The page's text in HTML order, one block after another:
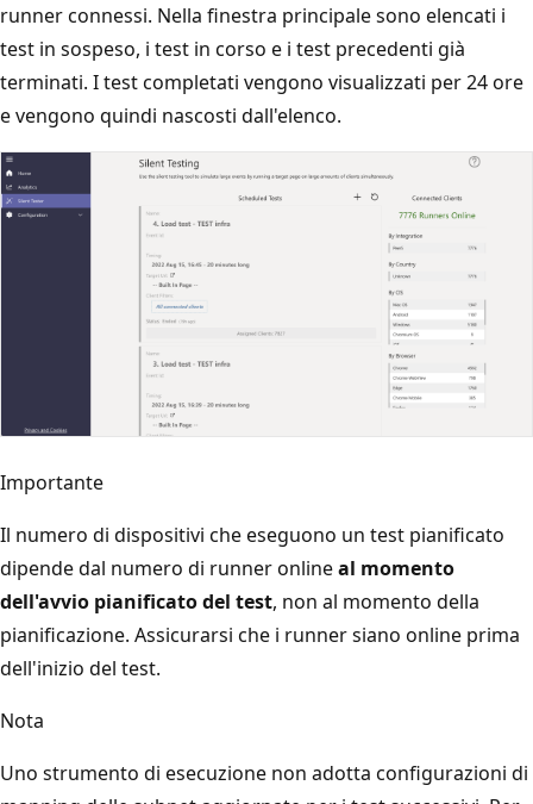
runner connessi. Nella finestra principale sono elencati i
test in sospeso, i test in corso e i test precedenti già
terminati. I test completati vengono visualizzati per 24 ore
e vengono quindi nascosti dall'elenco.
Importante
Il numero di dispositivi che eseguono un test pianificato
dipende dal numero di runner onlineal momento
dell'avvio pianificato del test, non al momento della
pianificazione. Assicurarsi che i runner siano online prima
dell'inizio del test.
Nota
Uno strumento di esecuzione non adotta configurazioni di